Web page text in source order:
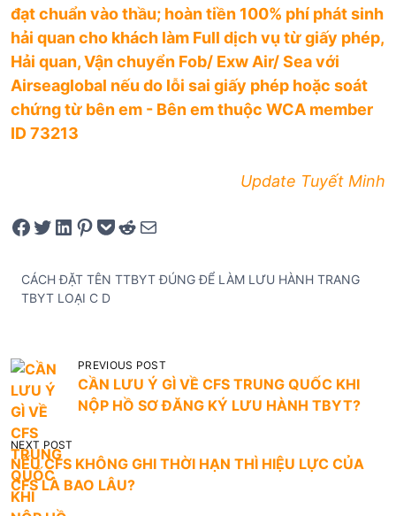
đạt chuẩn vào thầu; hoàn tiền 100% phí phát sinh
hải quan cho khách làm Full dịch vụ từ giấy phép,
Hải quan, Vận chuyển Fob/ Exw Air/ Sea với
Airseaglobal nếu do lỗi sai giấy phép hoặc soát
chứng từ bên em - Bên em thuộc WCA member
ID 73213
Update Tuyết Minh
Share on Facebook Tweet on Twitter Share on LinkedIn Pin on Pinterest Save to pocket Share on Reddit Share via Email
CÁCH ĐẶT TÊN TTBYT ĐÚNG ĐỂ LÀM LƯU HÀNH TRANG
TBYT LOẠI C D
Đ
i
ề
u
h
ư
PREVIOUS POST
CẦN LƯU Ý GÌ VỀ CFS TRUNG QUỐC KHI
NỘP HỒ SƠ ĐĂNG KÝ LƯU HÀNH TBYT?
NEXT POST
NẾU CFS KHÔNG GHI THỜI HẠN THÌ HIỆU LỰC CỦA
CFS LÀ BAO LÂU?